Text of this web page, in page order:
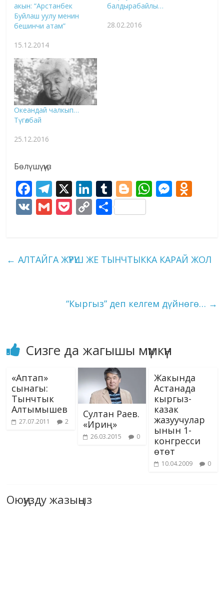
акын: “Арстанбек
Буйлаш уулу менин
бешинчи атам”
15.12.2014
балдырабайлы…
28.02.2016
Океандай чалкып…
Түгөлбай
25.12.2016
Бөлүшүңүз
F
ac
e
o
o
T
el
e
a
m
X Li
n
k
dI
n
T
u
m
r
Bl
o
g
er
W
A
p
M
n
g
kl
as
ni
V G
l
P
et
C
y
k
S
e
← АЛТАЙГА ЖҮРҮШ ЖЕ ТЫНЧТЫККА КАРАЙ ЖОЛ
“Кыргыз” деп келгем дүйнөгө… →
Сизге да жагышы мүмкүн
«Аптап»
сынагы:
Тынчтык
Алтымышев
27.07.2011 2
Султан Раев.
«Ириң»
26.03.2015 0
Жакында
Астанада
кыргыз-
казак
жазуучулар
ынын 1-
конгресси
өтөт
10.04.2009 0
Оюңузду жазыңыз